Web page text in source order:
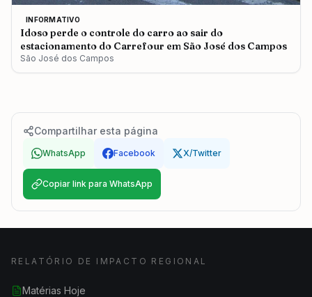
INFORMATIVO
Idoso perde o controle do carro ao sair do
estacionamento do Carrefour em São José dos Campos
São José dos Campos
Compartilhar esta página
WhatsApp Facebook X/Twitter
Copiar link para WhatsApp
RELATÓRIO DE IMPACTO REGIONAL
Matérias Hoje